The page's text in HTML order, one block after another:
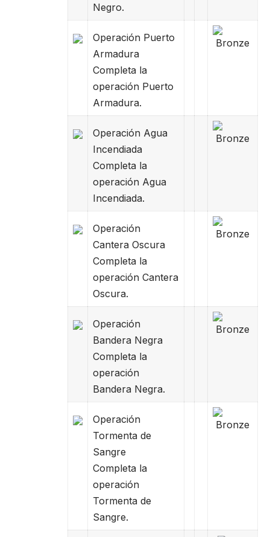
Negro.
Operación Puerto
Armadura
Completa la
operación Puerto
Armadura.
Operación Agua
Incendiada
Completa la
operación Agua
Incendiada.
Operación
Cantera Oscura
Completa la
operación Cantera
Oscura.
Operación
Bandera Negra
Completa la
operación
Bandera Negra.
Operación
Tormenta de
Sangre
Completa la
operación
Tormenta de
Sangre.